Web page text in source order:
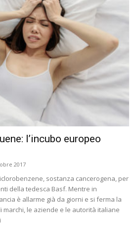
l’incubo europeo
2017
sostanza cancerogena, per
della tedesca Basf. Mentre in
è allarme già da giorni e si ferma la
le aziende e le autorità italiane